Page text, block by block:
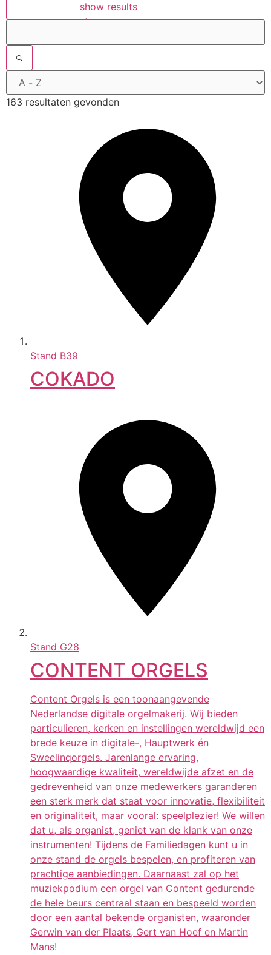
show results
163 resultaten gevonden
Stand B39
COKADO
Stand G28
CONTENT ORGELS
Content Orgels is een toonaangevende
Nederlandse digitale orgelmakerij. Wij bieden
particulieren, kerken en instellingen wereldwijd een
brede keuze in digitale-, Hauptwerk én
Sweelinqorgels. Jarenlange ervaring,
hoogwaardige kwaliteit, wereldwijde afzet en de
gedrevenheid van onze medewerkers garanderen
een sterk merk dat staat voor innovatie, flexibiliteit
en originaliteit, maar vooral: speelplezier! We willen
dat u, als organist, geniet van de klank van onze
instrumenten! Tijdens de Familiedagen kunt u in
onze stand de orgels bespelen, en profiteren van
prachtige aanbiedingen. Daarnaast zal op het
muziekpodium een orgel van Content gedurende
de hele beurs centraal staan en bespeeld worden
door een aantal bekende organisten, waaronder
Gerwin van der Plaats, Gert van Hoef en Martin
Mans!